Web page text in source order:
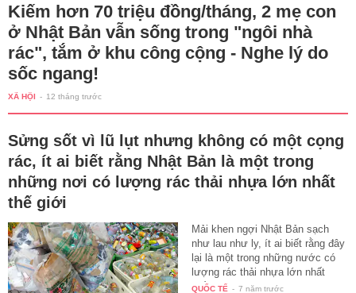
Kiếm hơn 70 triệu đồng/tháng, 2 mẹ con
ở Nhật Bản vẫn sống trong "ngôi nhà
rác", tắm ở khu công cộng - Nghe lý do
sốc ngang!
XÃ HỘI - 12 tháng trước
Sửng sốt vì lũ lụt nhưng không có một cọng
rác, ít ai biết rằng Nhật Bản là một trong
những nơi có lượng rác thải nhựa lớn nhất
thế giới
Mải khen ngợi Nhật Bản sạch
như lau như ly, ít ai biết rằng đây
lại là một trong những nước có
lượng rác thải nhựa lớn nhất
thế…
QUỐC TẾ - 7 năm trước